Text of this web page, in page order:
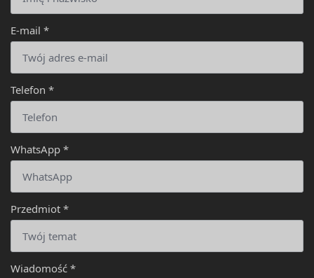
E-mail *
Telefon *
WhatsApp *
Przedmiot *
Wiadomość *